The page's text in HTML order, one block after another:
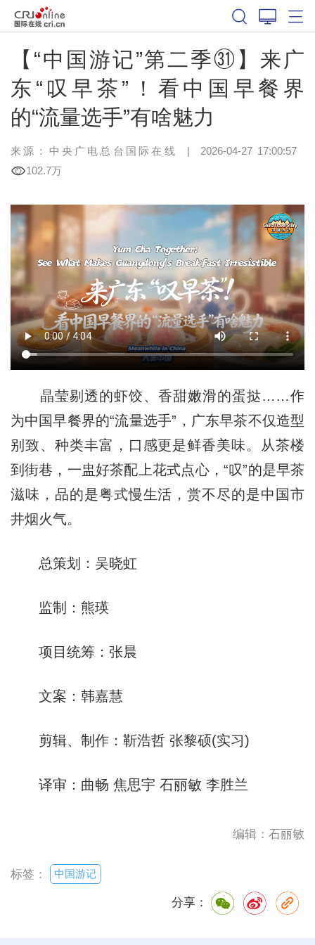
【“中国游记”第二季㉛】来广
东“叹早茶”！看中国早餐界
的“流量选手”有啥魅力
来源：中央广电总台国际在线 | 2026-04-27 17:00:57
102.7万
晶莹剔透的虾饺、香甜嫩滑的蛋挞……作
为中国早餐界的“流量选手”，广东早茶不仅造型
别致、种类丰富，口感更是鲜香美味。从茶楼
到街巷，一盅好茶配上花式点心，“叹”的是早茶
滋味，品的是粤式慢生活，赏不尽的是中国市
井烟火气。
总策划：吴晓虹
监制：熊瑛
项目统筹：张晨
文案：韩嘉慧
剪辑、制作：靳浩哲 张黎硕(实习)
译审：曲畅 焦思宇 石丽敏 李胜兰
编辑：石丽敏
标签： 中国游记
分享：